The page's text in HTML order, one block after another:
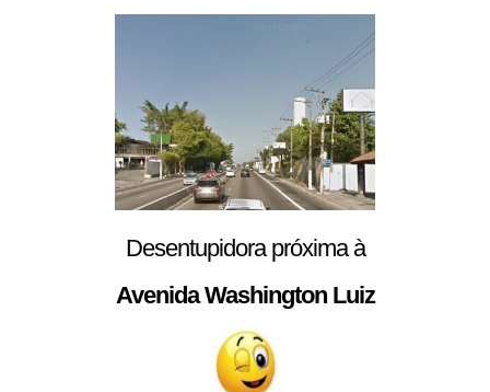
Desentupidora próxima à
Avenida Washington Luiz